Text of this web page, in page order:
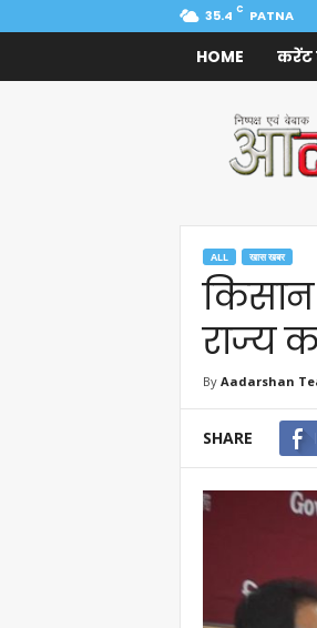
35.4 C PATNA
HOME करेंट
Samachar
ALL खास खबर
किसान
राज्य
By Aadarshan
SHARE